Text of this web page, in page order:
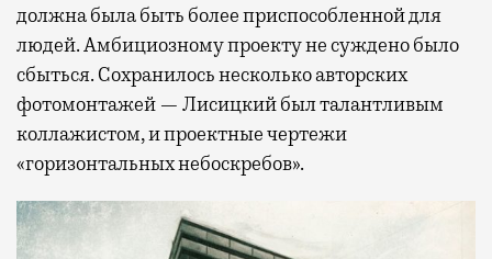
должна была быть более приспособленной для
людей. Амбициозному проекту не суждено было
сбыться. Сохранилось несколько авторских
фотомонтажей — Лисицкий был талантливым
коллажистом, и проектные чертежи
«горизонтальных небоскребов».